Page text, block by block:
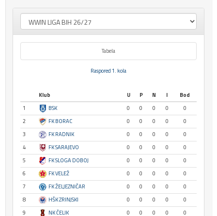
Tabela
Raspored 1. kola
Klub U P N I
Bod
1
BSK 0 0 0 0
0
2
FK BORAC 0 0 0 0
0
3
FK RADNIK 0 0 0 0
0
4
FK SARAJEVO 0 0 0 0
0
5
FK SLOGA DOBOJ 0 0 0 0
0
6
FK VELEŽ 0 0 0 0
0
7
FK ŽELJEZNIČAR 0 0 0 0
0
8
HŠK ZRINJSKI 0 0 0 0
0
9
NK ČELIK 0 0 0 0
0